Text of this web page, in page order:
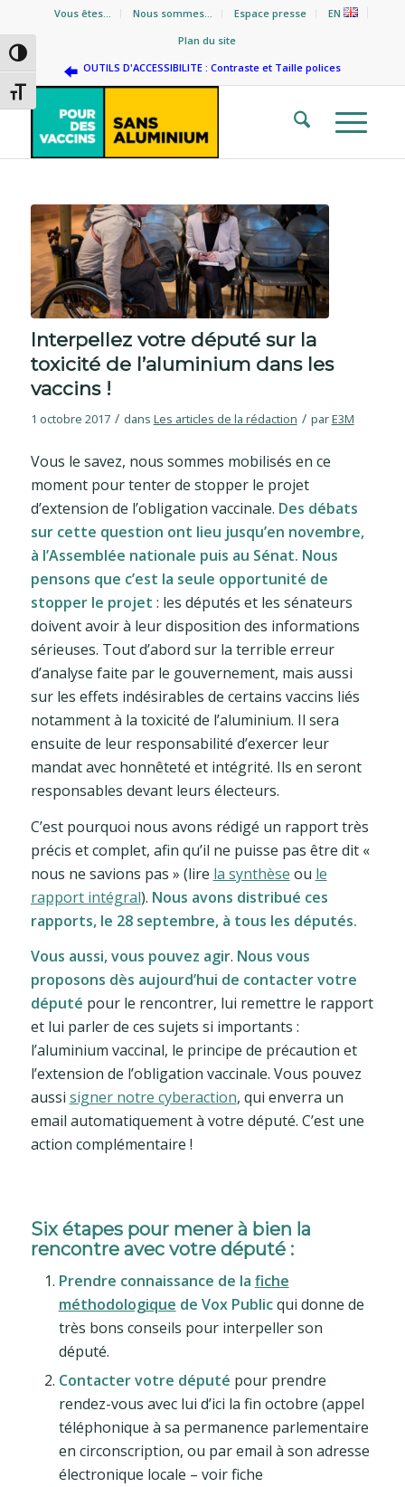
Passer en contraste élevé
Changer la taille de la police
Vous êtes… Nous sommes… Espace presse
EN
Plan du site
OUTILS D'ACCESSIBILITE : Contraste et Taille polices
Interpellez votre député sur la
toxicité de l’aluminium dans les
vaccins !
1 octobre 2017 / dans Les articles de la rédaction / parE3M
Vous le savez, nous sommes mobilisés en ce
moment pour tenter de stopper le projet
d’extension de l’obligation vaccinale. Des débats
sur cette question ont lieu jusqu’en novembre,
à l’Assemblée nationale puis au Sénat. Nous
pensons que c’est la seule opportunité de
stopper le projet : les députés et les sénateurs
doivent avoir à leur disposition des informations
sérieuses. Tout d’abord sur la terrible erreur
d’analyse faite par le gouvernement, mais aussi
sur les effets indésirables de certains vaccins liés
notamment à la toxicité de l’aluminium. Il sera
ensuite de leur responsabilité d’exercer leur
mandat avec honnêteté et intégrité. Ils en seront
responsables devant leurs électeurs.
C’est pourquoi nous avons rédigé un rapport très
précis et complet, afin qu’il ne puisse pas être dit «
nous ne savions pas » (lire la synthèse ou le
rapport intégral). Nous avons distribué ces
rapports, le 28 septembre, à tous les députés.
Vous aussi, vous pouvez agir. Nous vous
proposons dès aujourd’hui de contacter votre
député pour le rencontrer, lui remettre le rapport
et lui parler de ces sujets si importants :
l’aluminium vaccinal, le principe de précaution et
l’extension de l’obligation vaccinale. Vous pouvez
aussi signer notre cyberaction, qui enverra un
email automatiquement à votre député. C’est une
action complémentaire !
Six étapes pour mener à bien la
rencontre avec votre député :
Prendre connaissance de la fiche
méthodologique de Vox Publicqui donne de
très bons conseils pour interpeller son
député.
Contacter votre député pour prendre
rendez-vous avec lui d’ici la fin octobre (appel
téléphonique à sa permanence parlementaire
en circonscription, ou par email à son adresse
électronique locale – voir fiche